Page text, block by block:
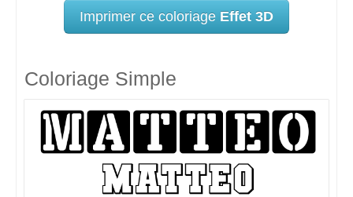
Imprimer ce coloriage Effet 3D
Coloriage Simple